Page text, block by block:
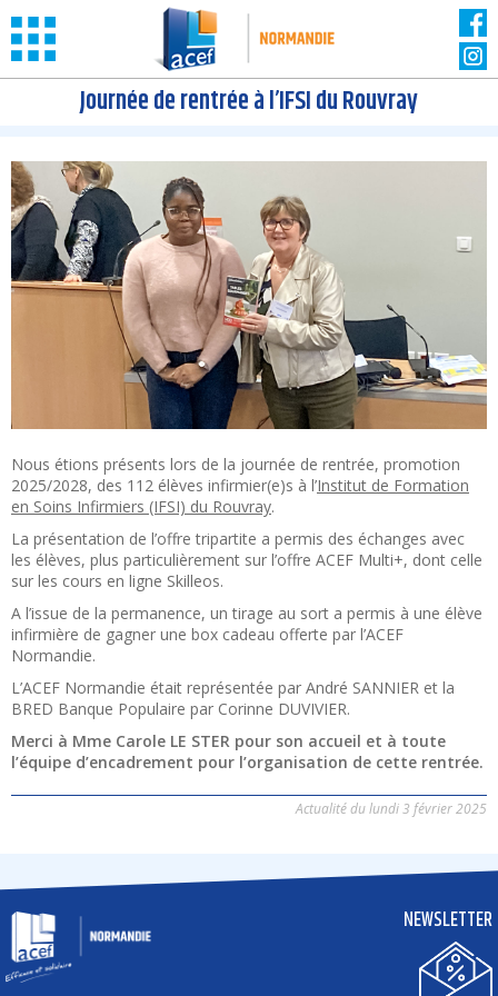
Journée de rentrée à l’IFSI du Rouvray
Nous étions présents lors de la journée de rentrée, promotion
2025/2028, des 112 élèves infirmier(e)s à l’Institut de Formation
en Soins Infirmiers (IFSI) du Rouvray.
La présentation de l’offre tripartite a permis des échanges avec
les élèves, plus particulièrement sur l’offre ACEF Multi+, dont celle
sur les cours en ligne Skilleos.
A l’issue de la permanence, un tirage au sort a permis à une élève
infirmière de gagner une box cadeau offerte par l’ACEF
Normandie.
L’ACEF Normandie était représentée par André SANNIER et la
BRED Banque Populaire par Corinne DUVIVIER.
Merci à Mme Carole LE STER pour son accueil et à toute
l’équipe d’encadrement pour l’organisation de cette rentrée.
Actualité du lundi 3 février 2025
NEWSLETTER
Panneau de gestion des cookies